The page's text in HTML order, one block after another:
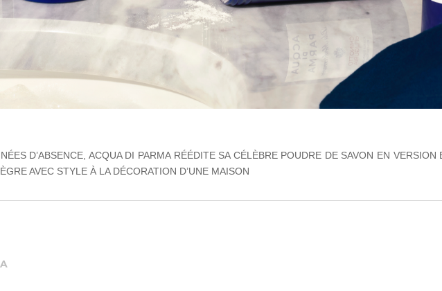
D’ABSENCE, ACQUA DI PARMA RÉÉDITE SA CÉLÈBRE POUDRE DE SAVON EN
AVEC STYLE À LA DÉCORATION D’UNE MAISON